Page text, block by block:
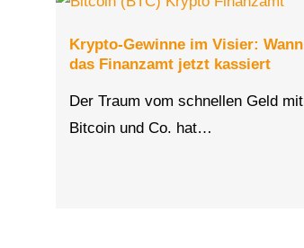
Krypto-Gewinne im Visier: Wann
das Finanzamt jetzt kassiert
Der Traum vom schnellen Geld mit
Bitcoin und Co. hat…